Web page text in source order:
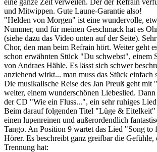
und Mitwippen. Gute Laune-Garantie also!
"Helden von Morgen" ist eine wundervolle,
Nummer, und für meinen Geschmack hat es
(siehe dazu das Video unten auf der Seite).
Chor, den man beim Refrain hört. Weiter geht
schon erwähnten Stück "Du schwebst", einem
von Andraes Hähle. Es lässt sich schwer
anziehend wirkt... man muss das Stück einfach
Die musikalische Reise des Jan Preuß geht
weiter, einem wunderschönen Liebeslied.
der CD "Wie ein Fluss...", ein sehr ruhiges
Beim darauf folgenden Titel "Lüge & Eitelkeit"
einen lupenreinen und außerordendlich
Tango. An Position 9 wartet das Lied "Song to
Hörer. Es beschreibt ganz greifbar die Gefühle,
Trennung hat: